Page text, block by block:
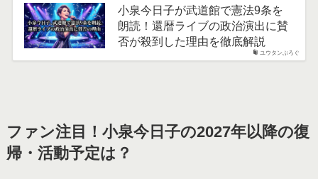
ユウタンぶろぐ
小泉今日子が武道館で憲法9条を
朗読！還暦ライブの政治演出に賛
否が殺到した理由を徹底解説
ファン注目！小泉今日子の2027年以降の復
帰・活動予定は？